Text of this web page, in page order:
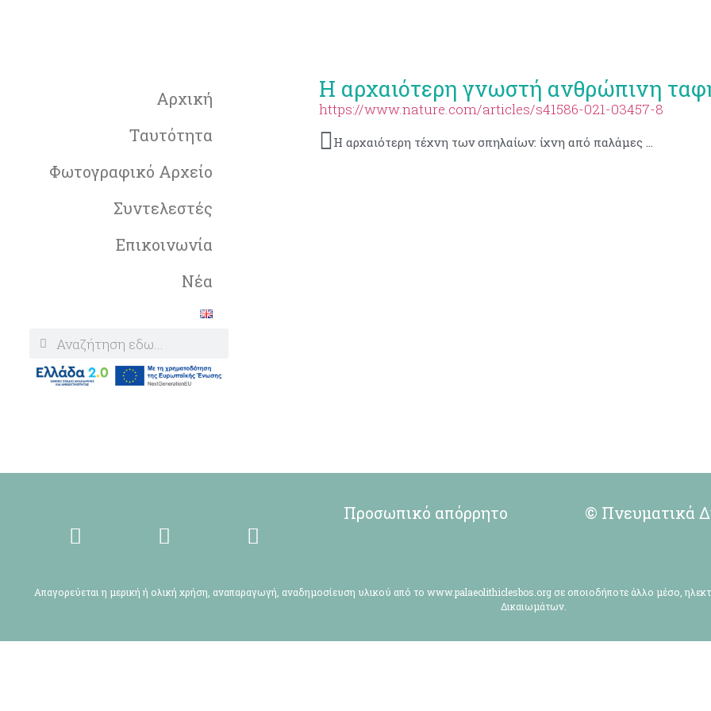
Αρχική
Tαυτότητα
Φωτογραφικό Αρχείο
Συντελεστές
Επικοινωνία
Νέα
H αρχαιότερη γνωστή ανθρώπινη
https://www.nature.com/articles/s41586-021-03457-8
Η αρχαιότερη τέχνη των σπηλαίων: ίχνη από παλάμες και πατούσες ανθρωπιδών της Μέσης Πλειστοκαίνου από το Θιβέτ
Προσωπικό απόρρητο © Πνευματικά
Απαγορεύεται η μερική ή ολική χρήση, αναπαραγωγή, αναδημοσίευση υλικού από το www.palaeolithiclesbos.org σε οποιοδήποτε άλλο μέσο,
Δικαιωμάτων.